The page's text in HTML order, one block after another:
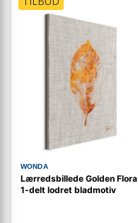
WONDA
Lærredsbillede Golden Flora
1-delt lodret bladmotiv